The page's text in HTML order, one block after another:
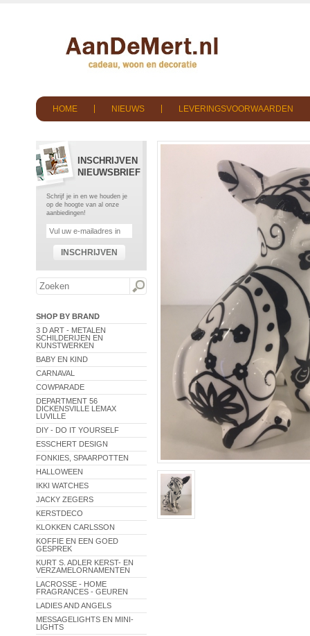
HOME NIEUWS LEVERINGSVOORWAARDEN
INSCHRIJVEN
NIEUWSBRIEF
Schrijf je in en we houden je
op de hoogte van al onze
aanbiedingen!
INSCHRIJVEN
SHOP BY BRAND
3 D ART - METALEN
SCHILDERIJEN EN
KUNSTWERKEN
BABY EN KIND
CARNAVAL
COWPARADE
DEPARTMENT 56
DICKENSVILLE LEMAX
LUVILLE
DIY - DO IT YOURSELF
ESSCHERT DESIGN
FONKIES, SPAARPOTTEN
HALLOWEEN
IKKI WATCHES
JACKY ZEGERS
KERSTDECO
KLOKKEN CARLSSON
KOFFIE EN EEN GOED
GESPREK
KURT S. ADLER KERST- EN
VERZAMELORNAMENTEN
LACROSSE - HOME
FRAGRANCES - GEUREN
LADIES AND ANGELS
MESSAGELIGHTS EN MINI-
LIGHTS